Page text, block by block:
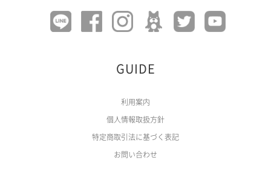
GUIDE
利用案内
個人情報取扱方針
特定商取引法に基づく表記
お問い合わせ